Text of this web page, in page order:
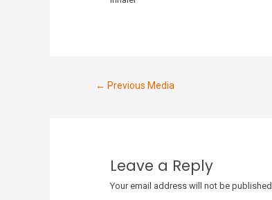
← Previous Media
Leave a Reply
Your email address will not be published.